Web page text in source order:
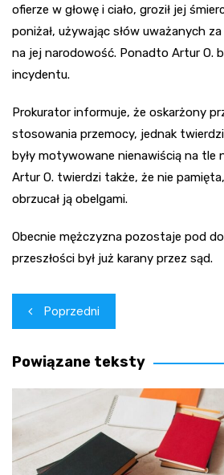
ofierze w głowę i ciało, groził jej
poniżał, używając słów uważanych
na jej narodowość. Ponadto Artur O.
incydentu.
Prokurator informuje, że oskarżony
stosowania przemocy, jednak
były motywowane nienawiścią na tle
Artur O. twierdzi także, że nie
obrzucał ją obelgami.
Obecnie mężczyzna pozostaje pod
przeszłości był już karany przez sąd.
Nawigacja
wpisu
Poprzedni
Powiązane teksty